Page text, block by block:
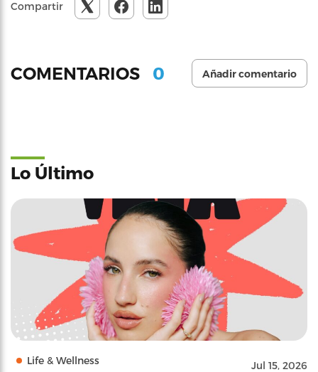
Compartir
COMENTARIOS 0 Añadir comentario
Lo Último
Life & Wellness Jul 15, 2026